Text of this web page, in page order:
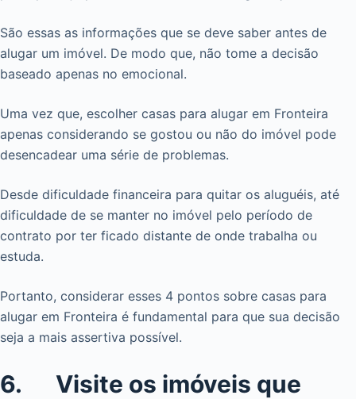
São essas as informações que se deve saber antes de
alugar um imóvel. De modo que, não tome a decisão
baseado apenas no emocional.
Uma vez que, escolher casas para alugar em Fronteira
apenas considerando se gostou ou não do imóvel pode
desencadear uma série de problemas.
Desde dificuldade financeira para quitar os aluguéis, até
dificuldade de se manter no imóvel pelo período de
contrato por ter ficado distante de onde trabalha ou
estuda.
Portanto, considerar esses 4 pontos sobre casas para
alugar em Fronteira é fundamental para que sua decisão
seja a mais assertiva possível.
6. Visite os imóveis que